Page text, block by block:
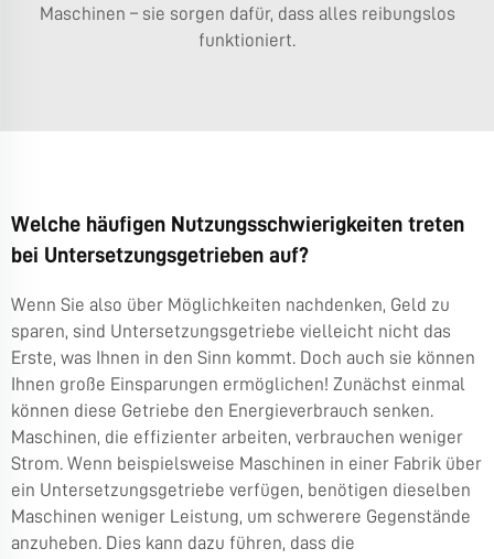
Maschinen – sie sorgen dafür, dass alles reibungslos
funktioniert.
Welche häufigen Nutzungsschwierigkeiten treten
bei Untersetzungsgetrieben auf?
Wenn Sie also über Möglichkeiten nachdenken, Geld zu
sparen, sind Untersetzungsgetriebe vielleicht nicht das
Erste, was Ihnen in den Sinn kommt. Doch auch sie können
Ihnen große Einsparungen ermöglichen! Zunächst einmal
können diese Getriebe den Energieverbrauch senken.
Maschinen, die effizienter arbeiten, verbrauchen weniger
Strom. Wenn beispielsweise Maschinen in einer Fabrik über
ein Untersetzungsgetriebe verfügen, benötigen dieselben
Maschinen weniger Leistung, um schwerere Gegenstände
anzuheben. Dies kann dazu führen, dass die